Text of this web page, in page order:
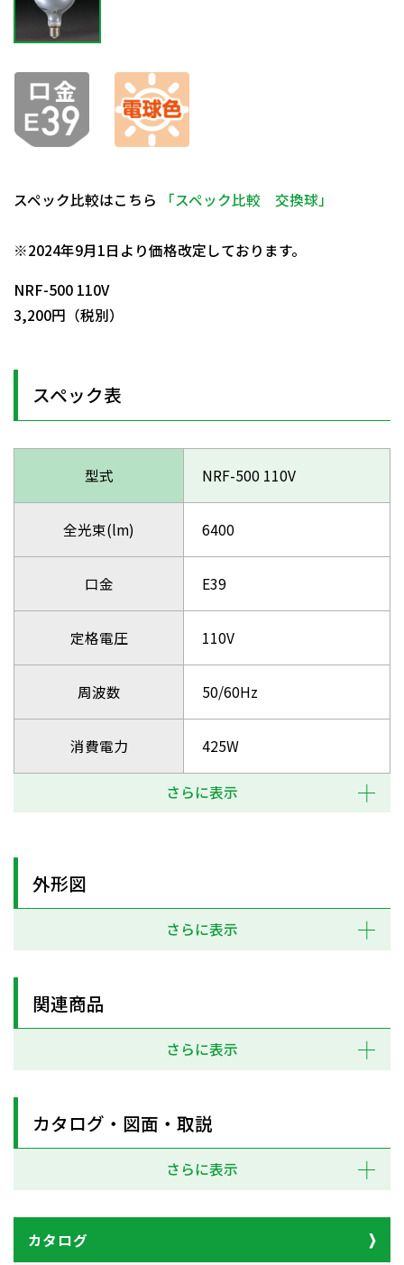
スペック比較はこちら
「スペック比較 交換球」
※2024年9月1日より価格改定しております。
NRF-500 110V
3,200円（税別）
スペック表
型式 NRF-500 110V
全光束(lm) 6400
口金 E39
定格電圧 110V
周波数 50/60Hz
消費電力 425W
さらに表示
外形図
さらに表示
関連商品
さらに表示
カタログ・図面・取説
さらに表示
カタログ